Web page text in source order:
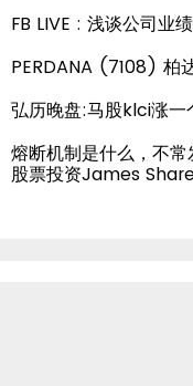
FB LIVE : 浅谈公司
PERDANA (7108)
弘历晚盘:马股klci涨一
熔断机制是什么，不
股票投资James